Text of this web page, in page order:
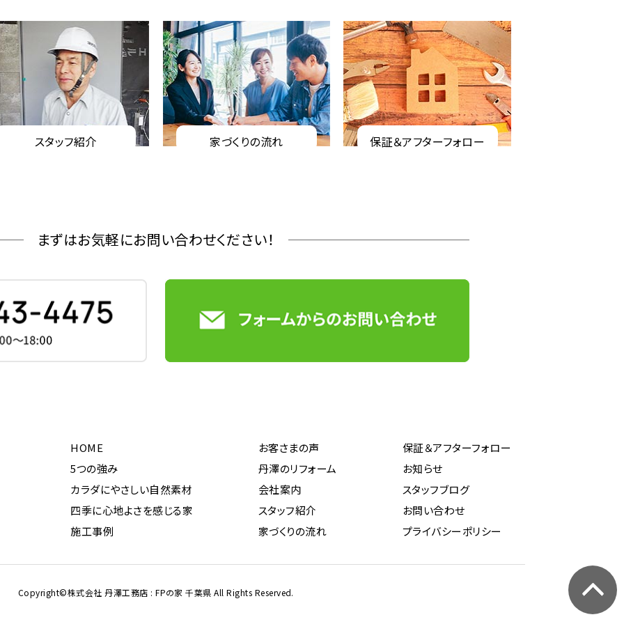
スタッフ紹介 家づくりの流れ 保証＆アフターフォロー
まずはお気軽にお問い合わせください！
HOME
5つの強み
カラダにやさしい自然素材
四季に心地よさを感じる家
施工事例
お客さまの声
丹澤のリフォーム
会社案内
スタッフ紹介
家づくりの流れ
保証＆アフターフォロー
お知らせ
スタッフブログ
お問い合わせ
プライバシーポリシー
Copyright©株式会社 丹澤工務店 : FPの家 千葉県All Rights Reserved.